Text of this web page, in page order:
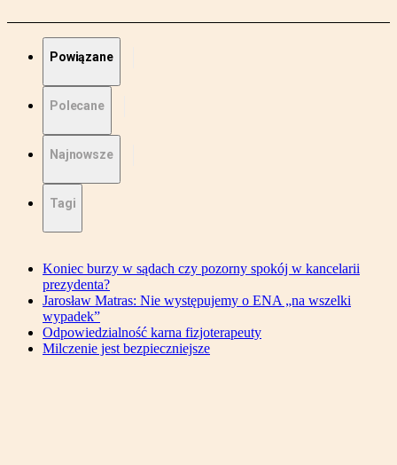
Powiązane
Polecane
Najnowsze
Tagi
Koniec burzy w sądach czy pozorny spokój w kancelarii
prezydenta?
Jarosław Matras: Nie występujemy o ENA „na wszelki
wypadek”
Odpowiedzialność karna fizjoterapeuty
Milczenie jest bezpieczniejsze